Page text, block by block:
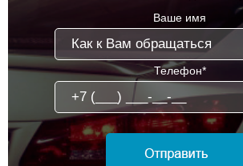
Ваше имя
Телефон*